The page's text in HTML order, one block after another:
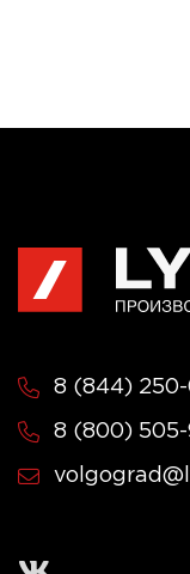
8 (844) 250-
8 (800) 505-